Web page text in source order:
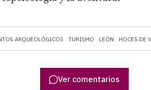
ARQUEOLÓGICOS TURISMO LEÓN HOCES DE
Ver comentarios